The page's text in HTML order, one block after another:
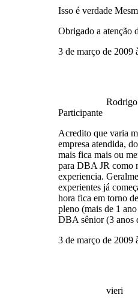
Isso é verdade
Obrigado a atenção
3 de março de 2009
Participante
Acredito que varia
empresa atendida,
mais fica mais ou
para DBA JR como
experiencia.
experientes já
hora fica em torno
pleno (mais de 1
DBA sênior (3 anos
3 de março de 2009
vieri